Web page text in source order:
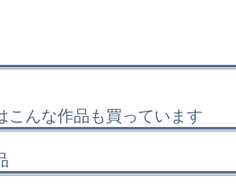
こんな作品も買っています